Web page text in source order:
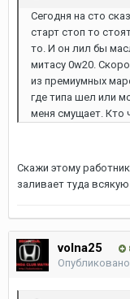
Сегодня на сто
старт стоп то
то. И он лил бы
митасу 0w20.
из премиумных
где типа шел или
меня смущает. Кто
Скажи этому
заливает туда
volna25